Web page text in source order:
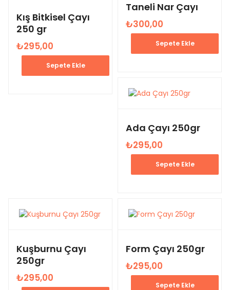
Kış Bitkisel Çayı
250 gr
₺295,00
Sepete Ekle
Taneli Nar Çayı
₺300,00
Sepete Ekle
Ada Çayı 250gr
₺295,00
Sepete Ekle
Kuşburnu Çayı
250gr
₺295,00
Form Çayı 250gr
₺295,00
Sepete Ekle